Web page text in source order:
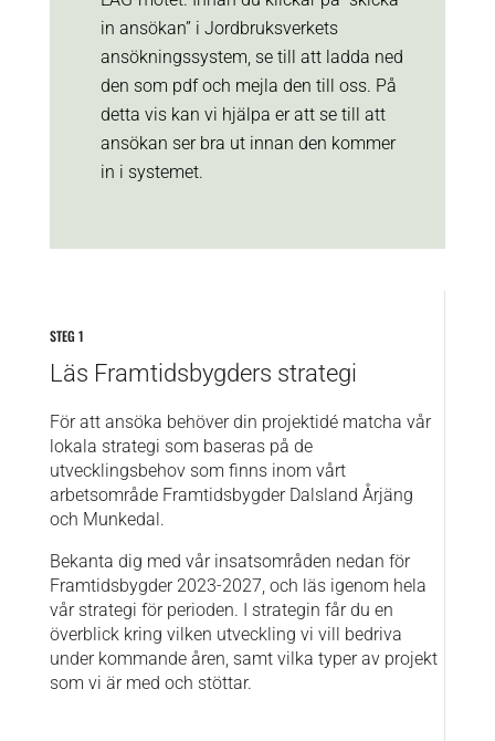
in ansökan” i Jordbruksverkets
ansökningssystem, se till att ladda ned
den som pdf och mejla den till oss. På
detta vis kan vi hjälpa er att se till att
ansökan ser bra ut innan den kommer
in i systemet.
STEG 1
Läs Framtidsbygders strategi
För att ansöka behöver din projektidé matcha vår
lokala strategi som baseras på de
utvecklingsbehov som finns inom vårt
arbetsområde Framtidsbygder Dalsland Årjäng
och Munkedal.
Bekanta dig med vår insatsområden nedan för
Framtidsbygder 2023-2027, och läs igenom hela
vår strategi för perioden. I strategin får du en
överblick kring vilken utveckling vi vill bedriva
under kommande åren, samt vilka typer av projekt
som vi är med och stöttar.